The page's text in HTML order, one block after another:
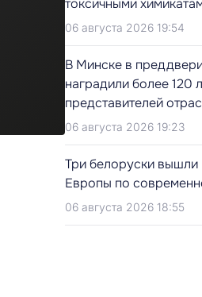
токсичными
06 августа 2026 19:54
В Минске в
наградили более 120
представителей
06 августа 2026 19:23
Три белоруски вышли
Европы по
06 августа 2026 18:55